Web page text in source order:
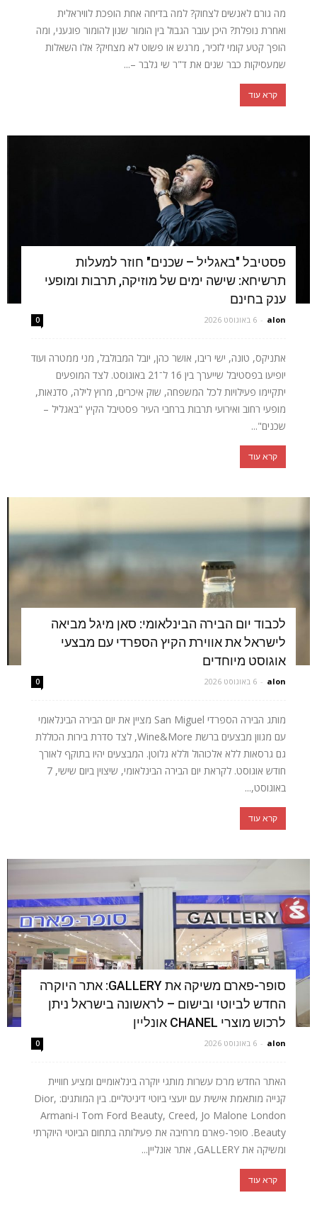
מה גורם לאנשים לצחוק? למה בדיחה אחת הופכת לוויראלית
ואחרת נופלת? היכן עובר הגבול בין הומור שנון להומור פוגעני, ומה
הופך קטע קומי לזכיר, מרגש או פשוט לא מצחיק? אלו השאלות
שמעסיקות כבר שנים את ד"ר שי גלבר –...
קרא עוד
פסטיבל "באגליל – שכנים" חוזר למעלות
תרשיחא: שישה ימים של מוזיקה, תרבות ומופעי
ענק בחינם
alon
- 6 באוגוסט 2026 0
אתניקס, טונה, ישי ריבו, אושר כהן, יובל המבולבל, מני ממטרה ועוד
יופיעו בפסטיבל שייערך בין 16 ל־21 באוגוסט. לצד המופעים
יתקיימו פעילויות לכל המשפחה, שוק איכרים, מרוץ לילה, סדנאות,
מופעי רחוב ואירועי תרבות ברחבי העיר פסטיבל הקיץ "באגליל –
שכנים"...
קרא עוד
לכבוד יום הבירה הבינלאומי: סאן מיגל מביאה
לישראל את אווירת הקיץ הספרדי עם מבצעי
אוגוסט מיוחדים
alon
- 6 באוגוסט 2026 0
מותג הבירה הספרדי San Miguel מציין את יום הבירה הבינלאומי
עם מגוון מבצעים ברשת Wine&More, לצד סדרת בירות הכוללת
גם גרסאות ללא אלכוהול וללא גלוטן. המבצעים יהיו בתוקף לאורך
חודש אוגוסט. לקראת יום הבירה הבינלאומי, שיצוין ביום שישי, 7
באוגוסט,...
קרא עוד
סופר-פארם משיקה את GALLERY: אתר היוקרה
החדש לביוטי ובישום – לראשונה בישראל ניתן
לרכוש מוצרי CHANEL אונליין
alon
- 6 באוגוסט 2026 0
האתר החדש מרכז עשרות מותגי יוקרה בינלאומיים ומציע חוויית
קנייה מותאמת אישית עם יועצי ביוטי דיגיטליים. בין המותגים: Dior,
Tom Ford Beauty, Creed, Jo Malone London ו-Armani
Beauty. סופר-פארם מרחיבה את פעילותה בתחום הביוטי היוקרתי
ומשיקה את GALLERY, אתר אונליין...
קרא עוד